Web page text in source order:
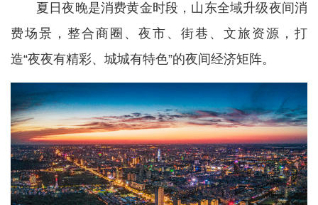
夏日夜晚是消费黄金时段，山东全域升级夜间消
费场景，整合商圈、夜市、街巷、文旅资源，打
造“夜夜有精彩、城城有特色”的夜间经济矩阵。